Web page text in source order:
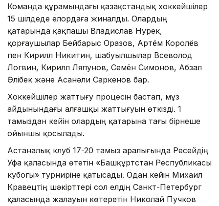
Команда құрамындағы қазақстандық хоккейшілер
15 шілдеде елордаға жиналды. Олардың
қатарында қақпашы Владислав Нурек,
қорғаушылар Бейбарыс Оразов, Артём Королёв
пен Кирилл Никитин, шабуылшылар Всеволод
Логвин, Кирилл Ляпунов, Семён Симонов, Абзал
Әлібек және Асанәли Саркенов бар.
Хоккейшілер жаттығу процесін бастап, мұз
айдынындағы алғашқы жаттығуын өткізді. 1
тамыздан кейін олардың қатарына тағы бірнеше
ойыншы қосылады.
Астаналық клуб 17-20 тамыз аралығында Ресейдің
Уфа қаласында өтетін «Башқұртстан Республикасы
кубогы» турниріне қатысады. Одан кейін Михаил
Кравецтің шәкірттері сол елдің Санкт-Петербург
қаласында жалауын көтеретін Николай Пучков